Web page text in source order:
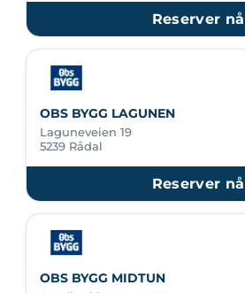
Reserver nå
OBS BYGG LAGUNEN
Laguneveien 19
5239 Rådal
Reserver nå
OBS BYGG MIDTUN